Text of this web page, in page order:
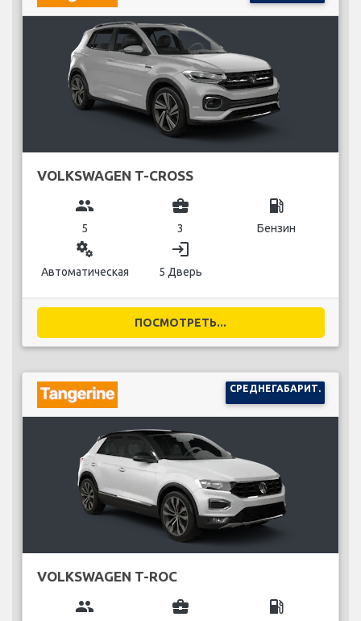
VOLKSWAGEN T-CROSS
group
5
business_center
3
local_gas_station
Бензин
miscellaneous_services
Автоматическая
login
5 Дверь
ПОСМОТРЕТЬ...
СРЕДНЕГАБАРИТ.
VOLKSWAGEN T-ROC
group business_center local_gas_station